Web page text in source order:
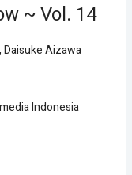
~ Vol. 14
Daisuke Aizawa
Indonesia